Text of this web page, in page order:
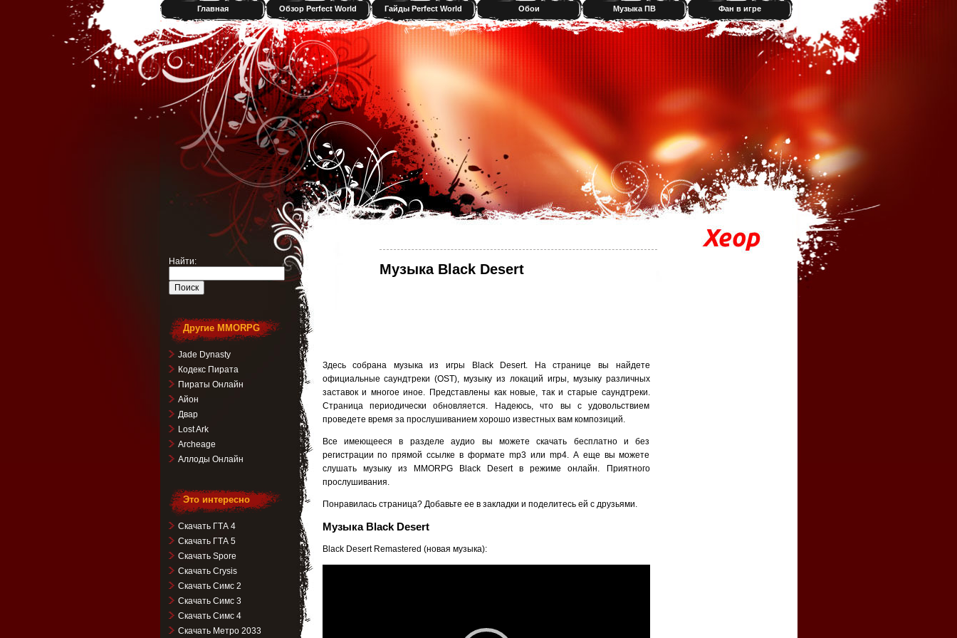
Главная Обзор Perfect World Гайды Perfect World Обои Музыка ПВ Фан в игре
Музыка Black Desert
Здесь собрана музыка из игры Black Desert. На странице вы найдете
официальные саундтреки (OST), музыку из локаций игры, музыку различных
заставок и многое иное. Представлены как новые, так и старые саундтреки.
Страница периодически обновляется. Надеюсь, что вы с удовольствием
проведете время за прослушиванием хорошо известных вам композиций.
Все имеющееся в разделе аудио вы можете скачать бесплатно и без
регистрации по прямой ссылке в формате mp3 или mp4. А еще вы можете
слушать музыку из MMORPG Black Desert в режиме онлайн. Приятного
прослушивания.
Понравилась страница? Добавьте ее в закладки и поделитесь ей с друзьями.
Музыка Black Desert
Black Desert Remastered (новая музыка):
Найти:
Другие MMORPG
Jade Dynasty
Кодекс Пирата
Пираты Онлайн
Айон
Двар
Lost Ark
Archeage
Аллоды Онлайн
Это интересно
Скачать ГТА 4
Скачать ГТА 5
Скачать Spore
Скачать Crysis
Скачать Симс 2
Скачать Симс 3
Скачать Симс 4
Скачать Метро 2033